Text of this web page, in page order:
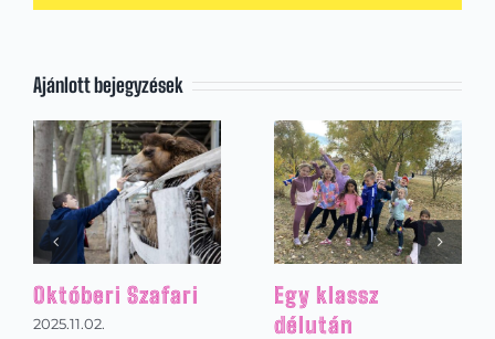
Ajánlott bejegyzések
Ausztriai sítábor
2026.01.31.
A Magyarság
Házában jártak